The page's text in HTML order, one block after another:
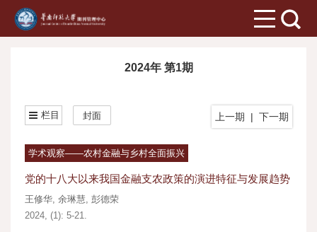
2024年 第1期
上一期 | 下一期
栏目 封面
学术观察——农村金融与乡村全面振兴
党的十八大以来我国金融支农政策的演进特征与发展趋势
王修华, 余琳慧, 彭德荣
2024, (1): 5-21.